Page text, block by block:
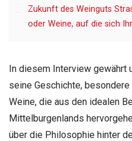
Zukunft des Weinguts
oder Weine, auf die sich
In diesem Interview gewährt
seine Geschichte,
Weine, die aus den idealen
Mittelburgenlands
über die Philosophie hinter